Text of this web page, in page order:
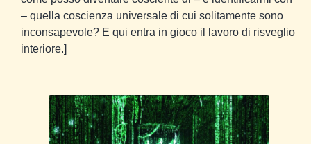
– quella coscienza universale di cui solitamente sono
inconsapevole? E qui entra in gioco il lavoro di risveglio
interiore.]